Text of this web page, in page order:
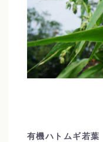
有機ハトムギ若葉